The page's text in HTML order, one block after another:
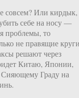
совсем? Или кирдык,
себе на носу —
проблемы, то
не правящие
решают через
Китаю, Японии,
Граду на